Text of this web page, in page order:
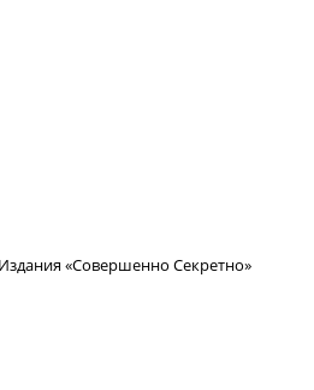
«Совершенно Секретно»